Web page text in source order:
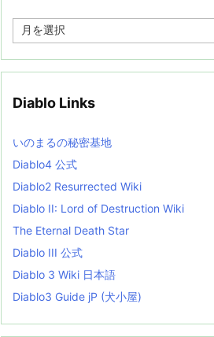
e
i
s
t
Diablo Links
いのまるの秘密基地
Diablo4 公式
Diablo2 Resurrected Wiki
Diablo II: Lord of Destruction Wiki
The Eternal Death Star
Diablo III 公式
Diablo 3 Wiki 日本語
Diablo3 Guide jP (犬小屋)